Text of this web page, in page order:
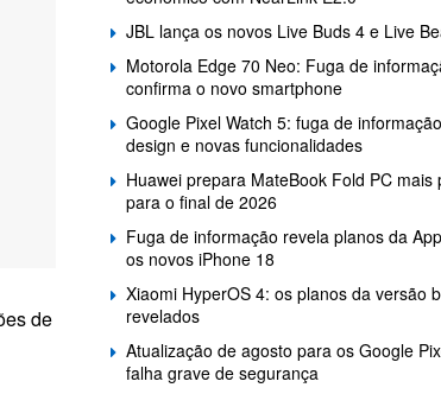
de
JBL lança os novos Live Buds 4 e Live
Motorola Edge 70 Neo: Fuga de
confirma o novo smartphone
Google Pixel Watch 5: fuga de
design e novas funcionalidades
Huawei prepara MateBook Fold PC mais
para o final de 2026
Fuga de informação revela planos da
os novos iPhone 18
Xiaomi HyperOS 4: os planos da versão
revelados
Atualização de agosto para os Google
falha grave de segurança